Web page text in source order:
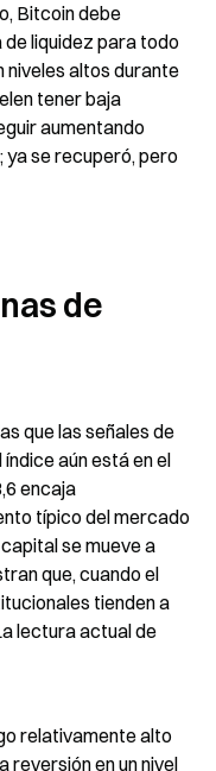
Bitcoin debe
liquidez para todo
niveles altos durante
tener baja
aumentando
ya se recuperó, pero
de
que las señales de
aún está en el
encaja
típico del mercado
se mueve a
que, cuando el
tienden a
lectura actual de
relativamente alto
reversión en un nivel